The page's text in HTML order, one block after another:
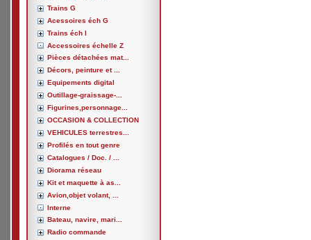
Trains G
Acessoires éch G
Trains éch I
Accessoires échelle Z
Pièces détachées mat...
Décors, peinture et ...
Equipements digital
Outillage-graissage-...
Figurines,personnage...
OCCASION & COLLECTION
VEHICULES terrestres...
Profilés en tout genre
Catalogues / Doc. / ...
Diorama réseau
Kit et maquette à as...
Avion,objet volant, ...
Interne
Bateau, navire, mari...
Radio commande